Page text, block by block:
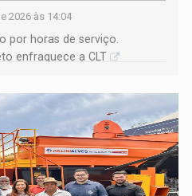
2026 às 14:04
por horas de serviço.
enfraquece a CLT